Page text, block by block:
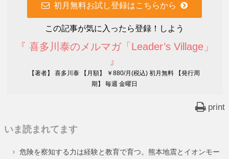
初月無料お試し登録はこちらから
この記事が気に入ったら登録！しよう
『 喜多川泰のメルマガ「Leader’s Village」
』
【著者】 喜多川泰 【月額】 ￥880/月(税込) 初月無料 【発行周
期】 毎週 金曜日
print
いま読まれてます
危険を察知する力は経験と教育で育つ。熊本地震とイオンモー